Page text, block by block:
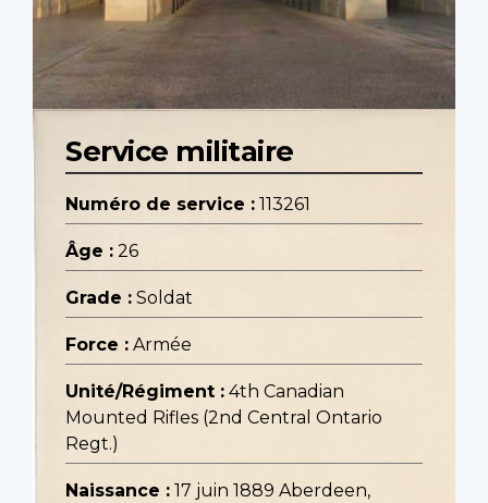
Service militaire
Numéro de service : 113261
Âge : 26
Grade : Soldat
Force : Armée
Unité/Régiment : 4th Canadian
Mounted Rifles (2nd Central Ontario
Regt.)
Naissance : 17 juin 1889 Aberdeen,